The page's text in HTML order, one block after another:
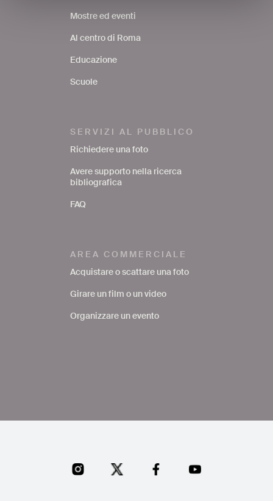
Mostre ed eventi
Al centro di Roma
Educazione
Scuole
SERVIZI AL PUBBLICO
Richiedere una foto
Avere supporto nella ricerca
bibliografica
FAQ
AREA COMMERCIALE
Acquistare o scattare una foto
Girare un film o un video
Organizzare un evento